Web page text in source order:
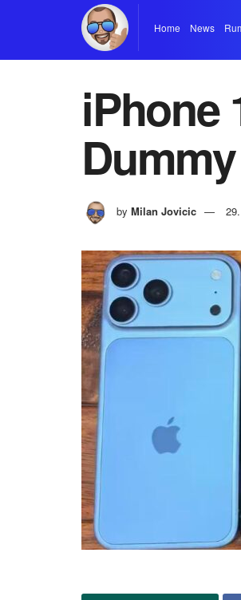
Home News
iPhone
Dummy
by Milan Jovicic